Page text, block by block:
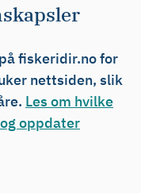
fiskeridir.no for
nettsiden, slik
Les om hvilke
oppdater